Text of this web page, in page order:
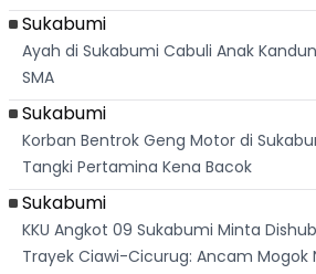
Sukabumi
Ayah di Sukabumi Cabuli Anak
SMA
Sukabumi
Korban Bentrok Geng Motor di
Tangki Pertamina Kena Bacok
Sukabumi
KKU Angkot 09 Sukabumi Minta
Trayek Ciawi-Cicurug: Ancam Mogok